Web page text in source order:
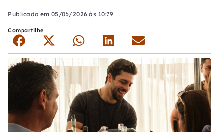
Publicado em 05/06/2026 às 10:39
Compartilhe: